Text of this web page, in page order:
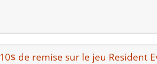
10$ de remise sur le jeu Resident